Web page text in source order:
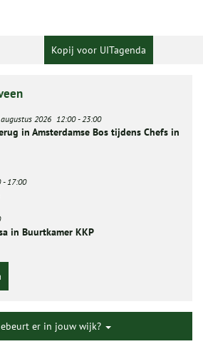
Kopij voor UITagenda
2026 12:00-23:00
in Amsterdamse Bos tijdens Chefs in
-17:00
in Buurtkamer KKP
er in jouw wijk?